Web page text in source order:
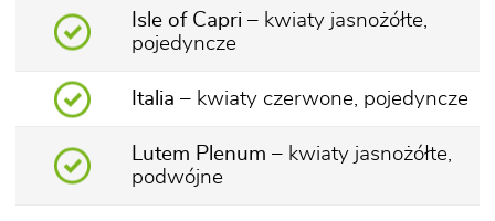
Isle of Capri – kwiaty jasnożółte,
pojedyncze
Italia – kwiaty czerwone, pojedyncze
Lutem Plenum – kwiaty jasnożółte,
podwójne